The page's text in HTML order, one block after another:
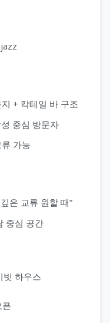
+ 칵테일 바 구조
중심 방문자
가능
은 교류 원할 때”
중심 공간
빗 하우스